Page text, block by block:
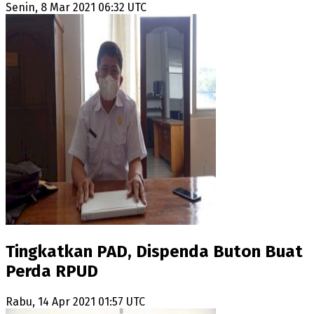
Senin, 8 Mar 2021 06:32 UTC
Tingkatkan PAD, Dispenda Buton Buat
Perda RPUD
Rabu, 14 Apr 2021 01:57 UTC